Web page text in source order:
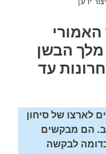
מלך הבשן
עד
לארצו של סיחון
הם מבקשים
לבקשה